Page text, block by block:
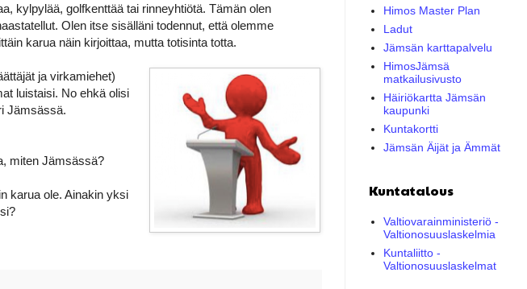
kylpylää, golfkenttää tai rinneyhtiötä. Tämän olen
Olen itse sisälläni todennut, että olemme
karua näin kirjoittaa, mutta totisinta totta.
ja virkamiehet)
luistaisi. No ehkä olisi
Jämsässä.
miten Jämsässä?
karua ole. Ainakin yksi
Himos Master Plan
Ladut
Jämsän karttapalvelu
HimosJämsä
matkailusivusto
Häiriökartta Jämsän
kaupunki
Kuntakortti
Jämsän Äijät ja Ämmät
Kuntatalous
Valtiovarainministeriö -
Valtionosuuslaskelmia
Kuntaliitto -
Valtionosuuslaskelmat